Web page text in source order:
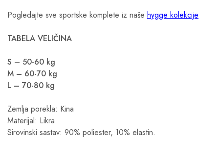
Pogledajte sve sportske komplete iz naše hygge kolekcije
TABELA VELIČINA
S – 50-60 kg
M – 60-70 kg
L – 70-80 kg
Zemlja porekla: Kina
Materijal: Likra
Sirovinski sastav: 90% poliester, 10% elastin.